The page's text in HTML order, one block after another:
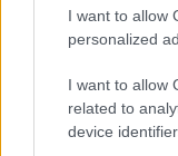
I want to allow
personalized
I want to allow
related to
device